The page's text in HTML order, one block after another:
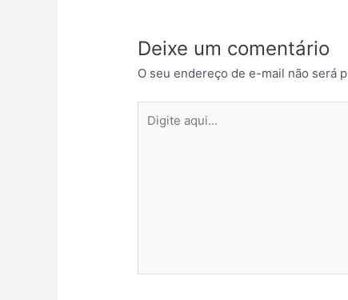
Deixe um comentário
O seu endereço de e-mail não será
aqui...